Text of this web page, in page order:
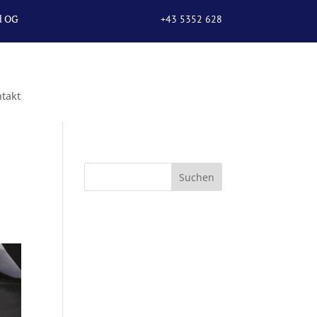
OG +43 5352 628